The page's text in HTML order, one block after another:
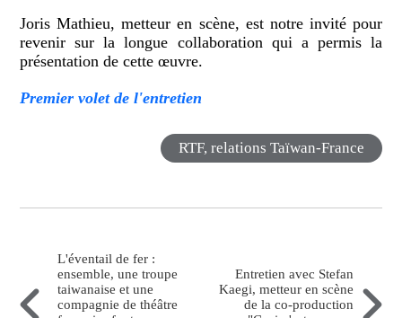
Joris Mathieu, metteur en scène, est notre invité pour
revenir sur la longue collaboration qui a permis la
présentation de cette œuvre.
Premier volet de l'entretien
RTF, relations Taïwan-France
L'éventail de fer :
ensemble, une troupe
taiwanaise et une
compagnie de théâtre
Entretien avec Stefan
Kaegi, metteur en scène
de la co-production